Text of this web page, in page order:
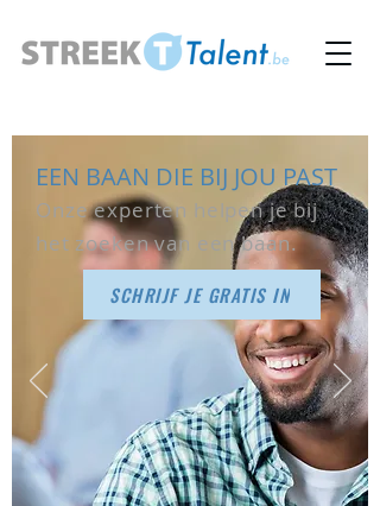
Onze experten helpen je bij
het zoeken van een baan.
SCHRIJF JE GRATIS IN
EEN BAAN DIE BIJ JOU PAST